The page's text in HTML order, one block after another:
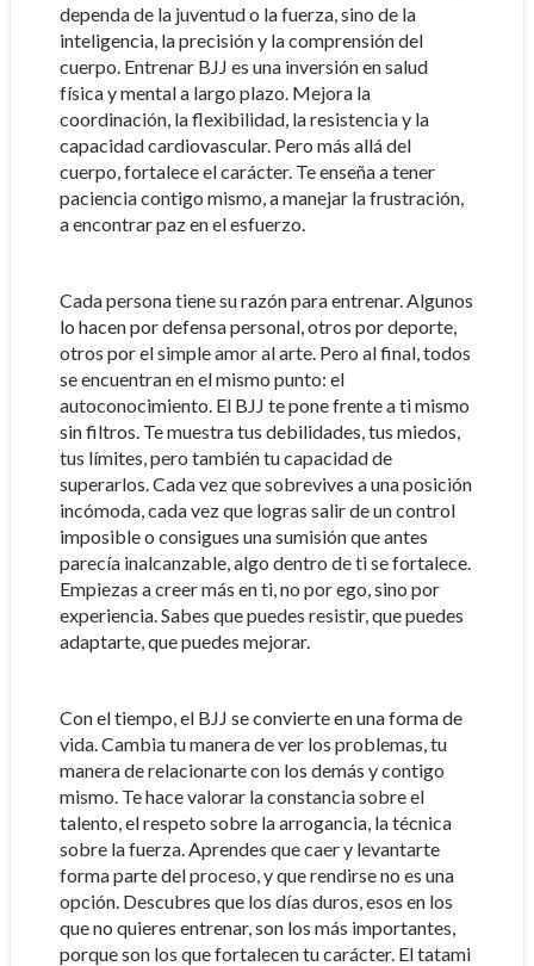
dependa de la juventud o la fuerza, sino de la
inteligencia, la precisión y la comprensión del
cuerpo. Entrenar BJJ es una inversión en salud
física y mental a largo plazo. Mejora la
coordinación, la flexibilidad, la resistencia y la
capacidad cardiovascular. Pero más allá del
cuerpo, fortalece el carácter. Te enseña a tener
paciencia contigo mismo, a manejar la frustración,
a encontrar paz en el esfuerzo.
Cada persona tiene su razón para entrenar. Algunos
lo hacen por defensa personal, otros por deporte,
otros por el simple amor al arte. Pero al final, todos
se encuentran en el mismo punto: el
autoconocimiento. El BJJ te pone frente a ti mismo
sin filtros. Te muestra tus debilidades, tus miedos,
tus límites, pero también tu capacidad de
superarlos. Cada vez que sobrevives a una posición
incómoda, cada vez que logras salir de un control
imposible o consigues una sumisión que antes
parecía inalcanzable, algo dentro de ti se fortalece.
Empiezas a creer más en ti, no por ego, sino por
experiencia. Sabes que puedes resistir, que puedes
adaptarte, que puedes mejorar.
Con el tiempo, el BJJ se convierte en una forma de
vida. Cambia tu manera de ver los problemas, tu
manera de relacionarte con los demás y contigo
mismo. Te hace valorar la constancia sobre el
talento, el respeto sobre la arrogancia, la técnica
sobre la fuerza. Aprendes que caer y levantarte
forma parte del proceso, y que rendirse no es una
opción. Descubres que los días duros, esos en los
que no quieres entrenar, son los más importantes,
porque son los que fortalecen tu carácter. El tatami